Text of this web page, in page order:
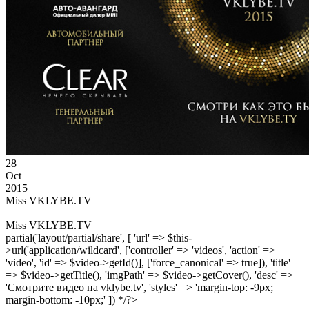
28
Oct
2015
Miss VKLYBE.TV
Miss VKLYBE.TV
partial('layout/partial/share', [ 'url' => $this-
>url('application/wildcard', ['controller' => 'videos', 'action' =>
'video', 'id' => $video->getId()], ['force_canonical' => true]), 'title'
=> $video->getTitle(), 'imgPath' => $video->getCover(), 'desc' =>
'Смотрите видео на vklybe.tv', 'styles' => 'margin-top: -9px;
margin-bottom: -10px;' ]) */?>